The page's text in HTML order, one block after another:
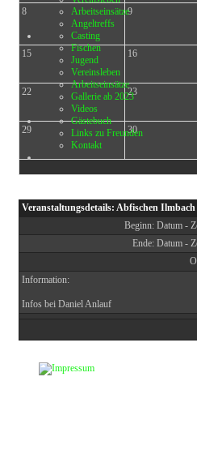
Arbeitseinsätze
Angeltreffs
Casting
Fischen
Jugend
Vereinsleben
Arbeitseinsätze
Gallerie ab 2023
Videos
Gästebuch
Links zu Freunden
Kontakt
8 9
15 16
22 23
29 30
Veranstaltungsdetails: Abfischen Ilmbach
Beginn: Datum -
Ende: Datum -
Information:
Infos bei Daniel Anlauf